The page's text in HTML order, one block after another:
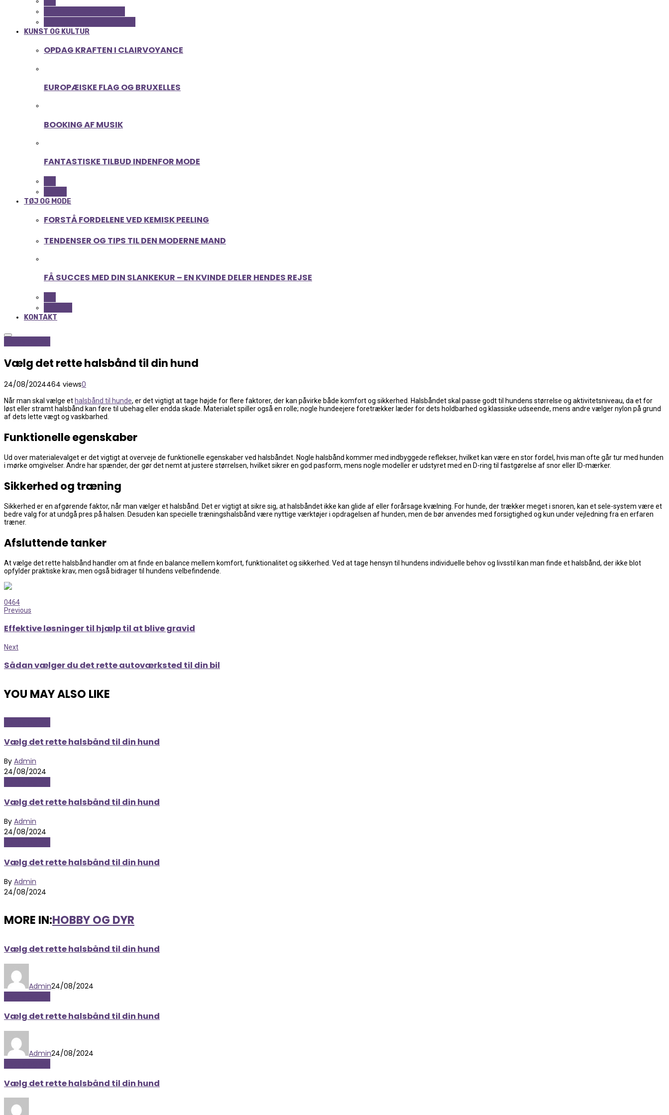
KUNST OG KULTUR
OPDAG KRAFTEN I CLAIRVOYANCE
EUROPÆISKE FLAG OG BRUXELLES
BOOKING AF MUSIK
FANTASTISKE TILBUD INDENFOR MODE
TØJ OG MODE
FORSTÅ FORDELENE VED KEMISK PEELING
TENDENSER OG TIPS TIL DEN MODERNE MAND
FÅ SUCCES MED DIN SLANKEKUR – EN KVINDE DELER HENDES REJSE
KONTAKT
Vælg det rette halsbånd til din hund
24/08/2024464 views0
Når man skal vælge et halsbånd til hunde, er det vigtigt at tage højde for flere faktorer, der kan påvirke både komfort og sikkerhed. Halsbåndet skal passe godt til hundens størrelse og aktivitetsniveau, da et for
løst eller stramt halsbånd kan føre til ubehag eller endda skade. Materialet spiller også en rolle; nogle hundeejere foretrækker læder for dets holdbarhed og klassiske udseende, mens andre vælger nylon på grund
af dets lette vægt og vaskbarhed.
Funktionelle egenskaber
Ud over materialevalget er det vigtigt at overveje de funktionelle egenskaber ved halsbåndet. Nogle halsbånd kommer med indbyggede reflekser, hvilket kan være en stor fordel, hvis man ofte går tur med hunden
i mørke omgivelser. Andre har spænder, der gør det nemt at justere størrelsen, hvilket sikrer en god pasform, mens nogle modeller er udstyret med en D-ring til fastgørelse af snor eller ID-mærker.
Sikkerhed og træning
Sikkerhed er en afgørende faktor, når man vælger et halsbånd. Det er vigtigt at sikre sig, at halsbåndet ikke kan glide af eller forårsage kvælning. For hunde, der trækker meget i snoren, kan et sele-system være et
bedre valg for at undgå pres på halsen. Desuden kan specielle træningshalsbånd være nyttige værktøjer i opdragelsen af hunden, men de bør anvendes med forsigtighed og kun under vejledning fra en erfaren
træner.
Afsluttende tanker
At vælge det rette halsbånd handler om at finde en balance mellem komfort, funktionalitet og sikkerhed. Ved at tage hensyn til hundens individuelle behov og livsstil kan man finde et halsbånd, der ikke blot
opfylder praktiske krav, men også bidrager til hundens velbefindende.
0464
Previous
Effektive løsninger til hjælp til at blive gravid
Next
Sådan vælger du det rette autoværksted til din bil
YOU MAY ALSO LIKE
Vælg det rette halsbånd til din hund
By Admin
24/08/2024
Vælg det rette halsbånd til din hund
By Admin
24/08/2024
Vælg det rette halsbånd til din hund
By Admin
24/08/2024
MORE IN:HOBBY OG DYR
Vælg det rette halsbånd til din hund
Admin24/08/2024
Vælg det rette halsbånd til din hund
Admin24/08/2024
Vælg det rette halsbånd til din hund